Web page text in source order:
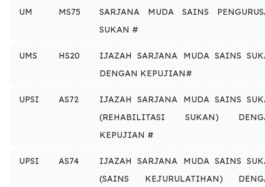
UM MS75
SARJANA MUDA SAINS
SUKAN #
UMS HS20
IJAZAH SARJANA MUDA SAINS
DENGAN KEPUJIAN#
UPSI AS72
IJAZAH SARJANA MUDA SAINS
(REHABILITASI SUKAN)
KEPUJIAN #
UPSI AS74
IJAZAH SARJANA MUDA SAINS
(SAINS KEJURULATIHAN)